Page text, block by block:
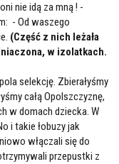
nie idą za mną ! -
- Od waszego
(Część z nich leżała
w izolatkach.
selekcję. Zbierałyśmy
całą Opolszczyznę,
w domach dziecka. W
i takie łobuzy jak
włączali się do
przepustki z